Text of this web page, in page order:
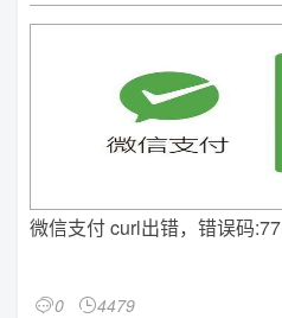
微信支付 curl出错，错误码:77
0 4479